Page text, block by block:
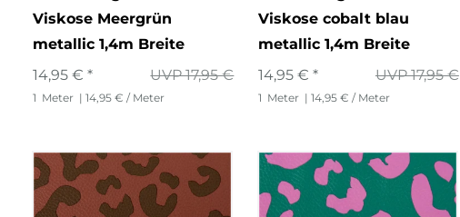
Viskose Meergrün
metallic 1,4m Breite
UVP 17,95 €
14,95 € *
1 Meter | 14,95 € / Meter
Viskose cobalt blau
metallic 1,4m Breite
UVP 17,95 €
14,95 € *
1 Meter | 14,95 € / Meter